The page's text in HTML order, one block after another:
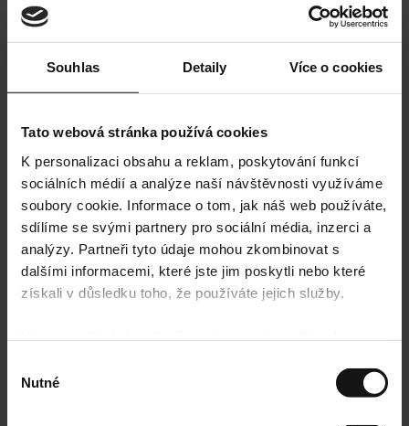
Souhlas Detaily Více o cookies
Tato webová stránka používá cookies
K personalizaci obsahu a reklam, poskytování funkcí
sociálních médií a analýze naší návštěvnosti využíváme
soubory cookie. Informace o tom, jak náš web používáte,
sdílíme se svými partnery pro sociální média, inzerci a
analýzy. Partneři tyto údaje mohou zkombinovat s
dalšími informacemi, které jste jim poskytli nebo které
získali v důsledku toho, že používáte jejich služby.
souhlasu
Nutné